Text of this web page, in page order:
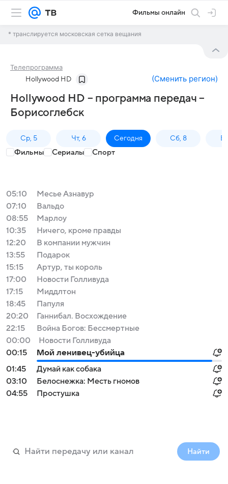
Фильмы онлайн
* транслируется московская сетка вещания
Телепрограмма
Hollywood HD (Сменить регион)
Hollywood HD – программа передач –
Борисоглебск
Ср, 5 Чт, 6 Сегодня Сб, 8
Фильмы Сериалы Спорт
05:10
Месье Азнавур
07:10
Вальдо
08:55
Марлоу
10:35
Ничего, кроме правды
12:20
В компании мужчин
13:55
Подарок
15:15
Артур, ты король
17:00
Новости Голливуда
17:15
Миддлтон
18:45
Папуля
20:20
Ганнибал. Восхождение
22:15
Война Богов: Бессмертные
00:00
Новости Голливуда
00:15
Мой ленивец-убийца
01:45
Думай как собака
03:10
Белоснежка: Месть гномов
04:55
Простушка
Найти